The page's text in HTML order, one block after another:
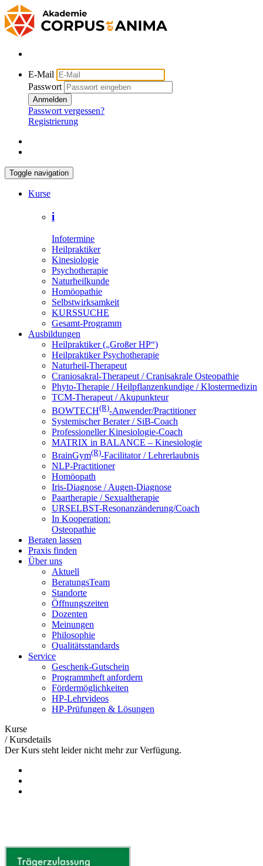
E-Mail
Passwort
Anmelden
Passwort vergessen?
Registrierung
Toggle navigation
Kurse
i
Infotermine
Heilpraktiker
Kinesiologie
Psychotherapie
Naturheilkunde
Homöopathie
Selbstwirksamkeit
KURSSUCHE
Gesamt-Programm
Ausbildungen
Heilpraktiker („Großer HP“)
Heilpraktiker Psychotherapie
Naturheil-Therapeut
Craniosakral-Therapeut / Cranisakrale Osteopathie
Phyto-Therapie / Heilpflanzenkundige / Klostermedizin
TCM-Therapeut / Akupunkteur
BOWTECH(R)-Anwender/Practitioner
Systemischer Berater / SiB-Coach
Professioneller Kinesiologie-Coach
MATRIX in BALANCE – Kinesiologie
BrainGym(R)-Facilitator / Lehrerlaubnis
NLP-Practitioner
Homöopath
Iris-Diagnose / Augen-Diagnose
Paartherapie / Sexualtherapie
URSELBST-Resonanzänderung/Coach
In Kooperation:
Osteopathie
Beraten lassen
Praxis finden
Über uns
Aktuell
BeratungsTeam
Standorte
Öffnungszeiten
Dozenten
Meinungen
Philosophie
Qualitätsstandards
Service
Geschenk-Gutschein
Programmheft anfordern
Fördermöglichkeiten
HP-Lehrvideos
HP-Prüfungen & Lösungen
Kurse
/Kursdetails
Der Kurs steht leider nicht mehr zur Verfügung.